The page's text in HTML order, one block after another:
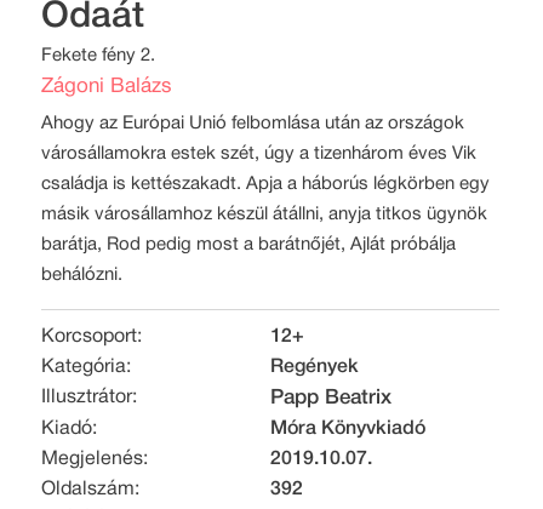
Odaát
Fekete fény 2.
Zágoni Balázs
Ahogy az Európai Unió felbomlása után az országok
városállamokra estek szét, úgy a tizenhárom éves Vik
családja is kettészakadt. Apja a háborús légkörben egy
másik városállamhoz készül átállni, anyja titkos ügynök
barátja, Rod pedig most a barátnőjét, Ajlát próbálja
behálózni.
Korcsoport:
12+
Kategória:
Regények
Illusztrátor:
Papp Beatrix
Kiadó:
Móra Könyvkiadó
Megjelenés:
2019.10.07.
Oldalszám:
392